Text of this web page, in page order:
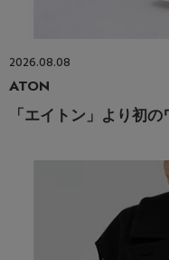
2026.08.08
ATON
「エイトン」より初